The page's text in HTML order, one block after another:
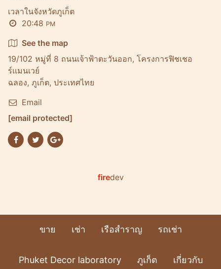
เวลาในจังหวัดภูเก็ต
20:48 PM
See the map
19/102 หมู่ที่ 8 ถนนเจ้าฟ้าตะวันออก, โครงการฟิชเชอ
ร์เเมนเวย์
ฉลอง, ภูเก็ต, ประเทศไทย
Email
[email protected]
firedev
ขาย เช่า เรือสำราญ รถเช่า
Phuket Decor laboratory ภูเก็ต เกี่ยวกับ